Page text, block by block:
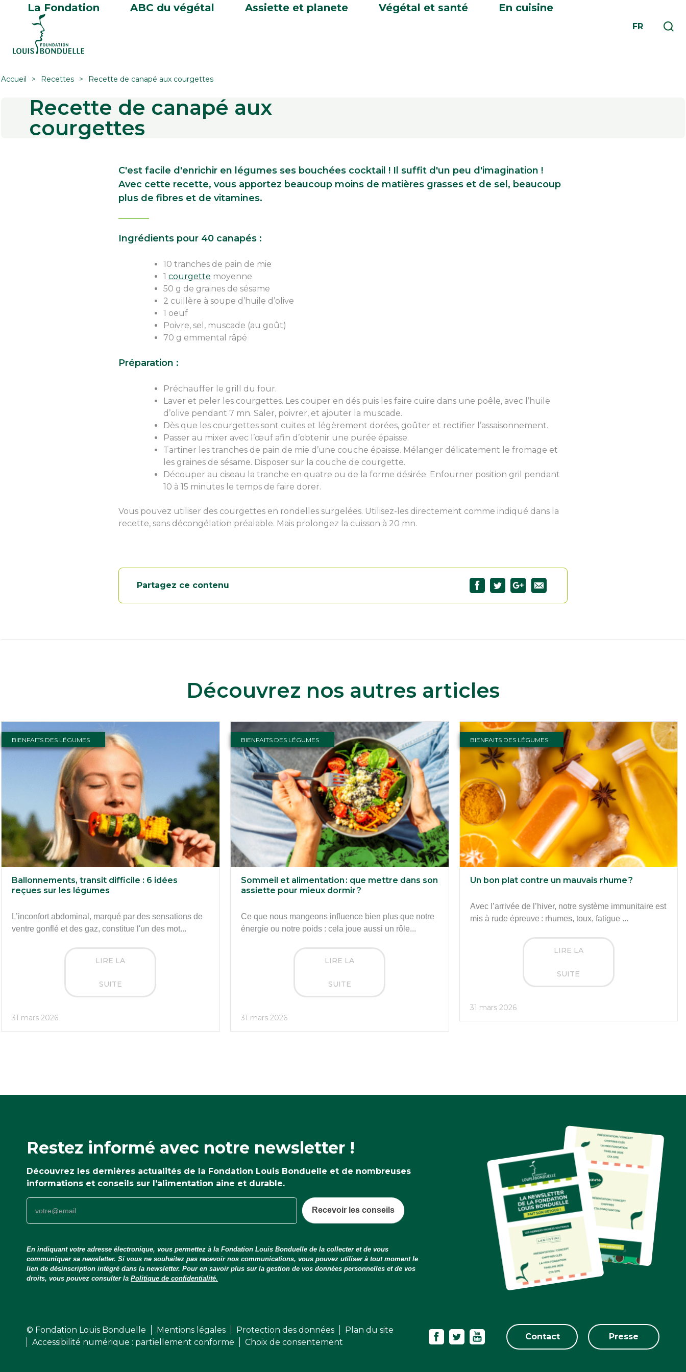
La Fondation ABC du végétal Assiette et planete Végétal et santé En cuisine
FR
Accueil Recettes Recette de canapé aux courgettes
Recette de canapé aux
courgettes
C'est facile d'enrichir en légumes ses bouchées cocktail ! Il suffit d'un peu d'imagination !
Avec cette recette, vous apportez beaucoup moins de matières grasses et de sel, beaucoup
plus de fibres et de vitamines.
Ingrédients pour 40 canapés :
10 tranches de pain de mie
1 courgette moyenne
50 g de graines de sésame
2 cuillère à soupe d’huile d’olive
1 oeuf
Poivre, sel, muscade (au goût)
70 g emmental râpé
Préparation :
Préchauffer le grill du four.
Laver et peler les courgettes. Les couper en dés puis les faire cuire dans une poêle, avec l’huile
d’olive pendant 7 mn. Saler, poivrer, et ajouter la muscade.
Dès que les courgettes sont cuites et légèrement dorées, goûter et rectifier l’assaisonnement.
Passer au mixer avec l’œuf afin d’obtenir une purée épaisse.
Tartiner les tranches de pain de mie d’une couche épaisse. Mélanger délicatement le fromage et
les graines de sésame. Disposer sur la couche de courgette.
Découper au ciseau la tranche en quatre ou de la forme désirée. Enfourner position gril pendant
10 à 15 minutes le temps de faire dorer.
Vous pouvez utiliser des courgettes en rondelles surgelées. Utilisez-les directement comme indiqué dans la
recette, sans décongélation préalable. Mais prolongez la cuisson à 20 mn.
Partagez ce contenu
Découvrez nos autres articles
BIENFAITS DES LÉGUMES
Ballonnements, transit difficile : 6 idées
reçues sur les légumes
L’inconfort abdominal, marqué par des sensations de
ventre gonflé et des gaz, constitue l'un des mot...
LIRE LA
SUITE
31 mars 2026
BIENFAITS DES LÉGUMES
Sommeil et alimentation : que mettre dans son
assiette pour mieux dormir ?
Ce que nous mangeons influence bien plus que notre
énergie ou notre poids : cela joue aussi un rôle...
LIRE LA
SUITE
31 mars 2026
BIENFAITS DES LÉGUMES
Un bon plat contre un mauvais rhume ?
Avec l’arrivée de l’hiver, notre système immunitaire est
mis à rude épreuve : rhumes, toux, fatigue ...
LIRE LA
SUITE
31 mars 2026
Restez informé avec notre newsletter !
Découvrez les dernières actualités de la Fondation Louis Bonduelle et de nombreuses
informations et conseils sur l'alimentation aine et durable.
Recevoir les conseils
En indiquant votre adresse électronique, vous permettez à la Fondation Louis Bonduelle de la collecter et de vous
communiquer sa newsletter. Si vous ne souhaitez pas recevoir nos communications, vous pouvez utiliser à tout moment le
lien de désinscription intégré dans la newsletter. Pour en savoir plus sur la gestion de vos données personnelles et de vos
droits, vous pouvez consulter la Politique de confidentialité.
© Fondation Louis Bonduelle Mentions légales Protection des données
Plan du site
Accessibilité numérique : partiellement conforme
Choix de consentement
Contact Presse